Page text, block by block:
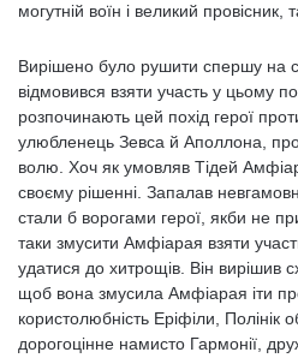
могутній воїн і великий провісник,
Вирішено було рушити спершу на
відмовився взяти участь у цьому
розпочинають цей похід герої проти
улюбленець Зевса й Аполлона,
волю. Хоч як умовляв Тідей
своєму рішенні. Запалав
стали б ворогами герої, якби не
таки змусити Амфіарая взяти
удатися до хитрощів. Він вирішив
щоб вона змусила Амфіарая іти
користолюбність Еріфіли, Полінік
дорогоцінне намисто Гармонії,